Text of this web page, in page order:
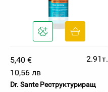
5,40 €
2.91т.
10,56 лв
Dr. Sante Реструктуриращ